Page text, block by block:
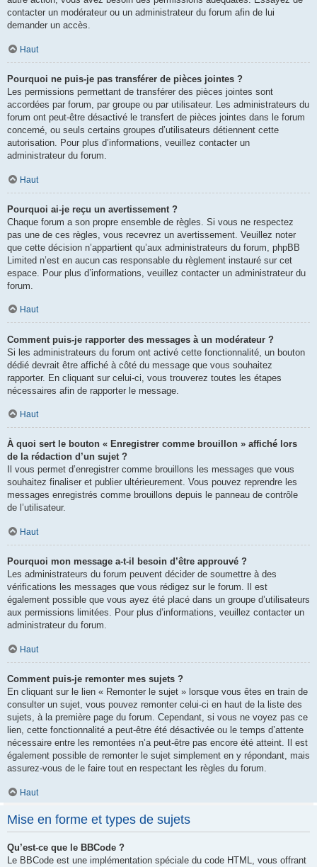
contacter un modérateur ou un administrateur du forum afin de lui
demander un accès.
Haut
Pourquoi ne puis-je pas transférer de pièces jointes ?
Les permissions permettant de transférer des pièces jointes sont
accordées par forum, par groupe ou par utilisateur. Les administrateurs du
forum ont peut-être désactivé le transfert de pièces jointes dans le forum
concerné, ou seuls certains groupes d’utilisateurs détiennent cette
autorisation. Pour plus d’informations, veuillez contacter un
administrateur du forum.
Haut
Pourquoi ai-je reçu un avertissement ?
Chaque forum a son propre ensemble de règles. Si vous ne respectez
pas une de ces règles, vous recevrez un avertissement. Veuillez noter
que cette décision n’appartient qu’aux administrateurs du forum, phpBB
Limited n’est en aucun cas responsable du règlement instauré sur cet
espace. Pour plus d’informations, veuillez contacter un administrateur du
forum.
Haut
Comment puis-je rapporter des messages à un modérateur ?
Si les administrateurs du forum ont activé cette fonctionnalité, un bouton
dédié devrait être affiché à côté du message que vous souhaitez
rapporter. En cliquant sur celui-ci, vous trouverez toutes les étapes
nécessaires afin de rapporter le message.
Haut
À quoi sert le bouton « Enregistrer comme brouillon » affiché lors
de la rédaction d’un sujet ?
Il vous permet d’enregistrer comme brouillons les messages que vous
souhaitez finaliser et publier ultérieurement. Vous pouvez reprendre les
messages enregistrés comme brouillons depuis le panneau de contrôle
de l’utilisateur.
Haut
Pourquoi mon message a-t-il besoin d’être approuvé ?
Les administrateurs du forum peuvent décider de soumettre à des
vérifications les messages que vous rédigez sur le forum. Il est
également possible que vous ayez été placé dans un groupe d’utilisateurs
aux permissions limitées. Pour plus d’informations, veuillez contacter un
administrateur du forum.
Haut
Comment puis-je remonter mes sujets ?
En cliquant sur le lien « Remonter le sujet » lorsque vous êtes en train de
consulter un sujet, vous pouvez remonter celui-ci en haut de la liste des
sujets, à la première page du forum. Cependant, si vous ne voyez pas ce
lien, cette fonctionnalité a peut-être été désactivée ou le temps d’attente
nécessaire entre les remontées n’a peut-être pas encore été atteint. Il est
également possible de remonter le sujet simplement en y répondant, mais
assurez-vous de le faire tout en respectant les règles du forum.
Haut
Mise en forme et types de sujets
Qu’est-ce que le BBCode ?
Le BBCode est une implémentation spéciale du code HTML, vous offrant